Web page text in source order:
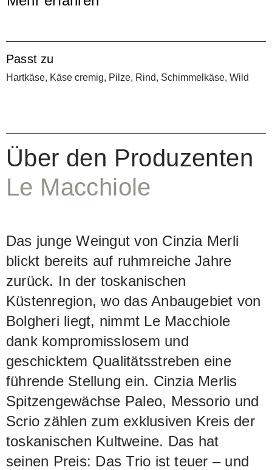
nimmt Le Macchiole dank dem
Cabernet Franc produziert Macchiole
drei reinsortige Weine aus Cabernet
Franc (Paleo), Merlot (Messorio) und
aus Syrah (Scrio). Im letzteren zeigen
Beeren in einer herrlichen Fülle, die
sich im Gaumen fortsetzt und den Wein
zum eindrücklichen Erlebnis macht.
Seit mehreren Jahren ist Le Macchiole
auch biozertifiziert, was aber bisher
nicht auf den Etiketten aufscheint.
Passt zu
Hartkäse, Käse cremig, Pilze, Rind, Schimmelkäse, Wild
Über den Produzenten
Le Macchiole
Das junge Weingut von Cinzia Merli
blickt bereits auf ruhmreiche Jahre
zurück. In der toskanischen
Küstenregion, wo das Anbaugebiet von
Bolgheri liegt, nimmt Le Macchiole
dank kompromisslosem und
geschicktem Qualitätsstreben eine
führende Stellung ein. Cinzia Merlis
Spitzengewächse Paleo, Messorio und
Scrio zählen zum exklusiven Kreis der
toskanischen Kultweine. Das hat
seinen Preis: Das Trio ist teuer – und